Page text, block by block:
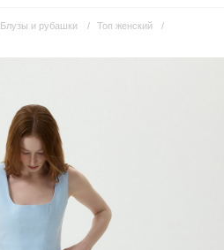
Блузы и рубашки
Топ женский